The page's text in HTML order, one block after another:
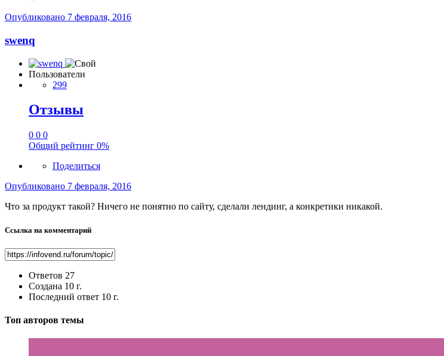
Опубликовано 7 февраля, 2016
swenq
Пользователи
299
Отзывы
0 0 0
Общий рейтинг 0%
Поделиться
Опубликовано 7 февраля, 2016
Что за продукт такой? Ничего не понятно по сайту, сделали лендинг, а конкретики никакой.
Ссылка на комментарий
Ответов 27
Создана 10 г.
Последний ответ 10 г.
Топ авторов темы